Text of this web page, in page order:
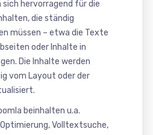
sich hervorragend für die
die ständig
müssen – etwa die Texte
oder Inhalte in
Die Inhalte werden
vom Layout oder der
beinhalten u.a.
Volltextsuche,